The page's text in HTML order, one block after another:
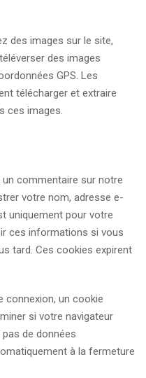
des images sur le site,
des images
GPS. Les
télécharger et extraire
ces images.
commentaire sur notre
votre nom, adresse e-
uniquement pour votre
ces informations si vous
tard. Ces cookies expirent
connexion, un cookie
si votre navigateur
de données
à la fermeture